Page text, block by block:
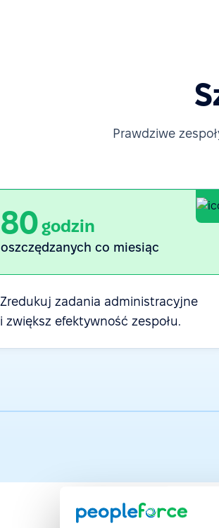
Prawdziwe
80godzin
oszczędzanych co miesiąc
Zredukuj zadania administracyjne
i zwiększ efektywność zespołu.